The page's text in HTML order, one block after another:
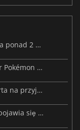
Resident Evil: Veronica znalazł się już na ponad 2 milionach list życzeń
Beast of Reincarnation: twórcy serii gier Pokémon wkraczają na nową ścieżkę
Big Walk już w sprzedaży – podróż oparta na przyjaźni
W Warhammer 40,000: Dawn of War 4 pojawia się frakcja Nekronów